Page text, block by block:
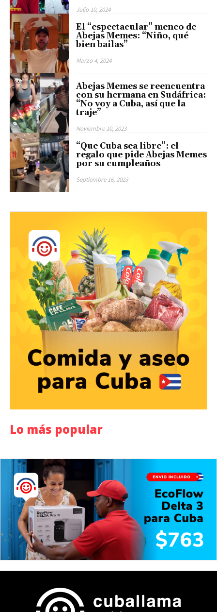
Julio 10, 2024
El “espectacular” meneo de
Abejas Memes: “Niño, qué
bien bailas”
Marzo 4, 2024
Abejas Memes se reencuentra
con su hermana en Sudáfrica:
“No voy a Cuba, así que la
traje”
Noviembre 10, 2023
“Que Cuba sea libre”: el
regalo que pide Abejas Memes
por su cumpleaños
Septiembre 16, 2023
Lo más popular